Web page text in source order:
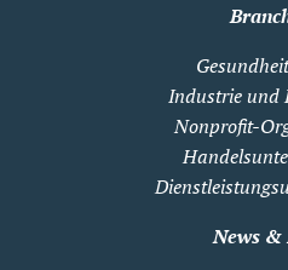
Industrie und
Nonprofit-
News &